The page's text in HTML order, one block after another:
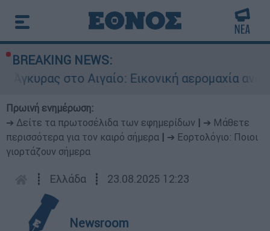
BREAKING NEWS:
στο Αιγαίο: Εικονική αερομαχία
Πρωινή ενημέρωση:
➔ Δείτε τα πρωτοσέλιδα των εφημερίδων
➔ Μάθετε
περισσότερα για τον καιρό σήμερα
➔ Εορτολόγιο: Ποιοι
γιορτάζουν σήμερα
┋ Ελλάδα ┋ 23.08.2025 12:23
Newsroom